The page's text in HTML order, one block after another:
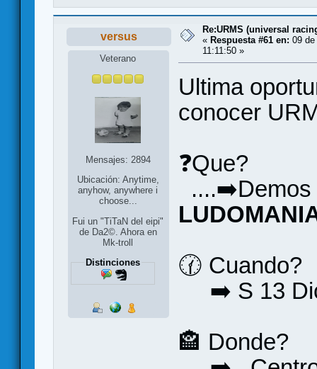
versus
Veterano
Mensajes: 2894
Ubicación: Anytime,
anyhow, anywhere i
choose...
Fui un "TiTaN del eipi"
de Da2©. Ahora en
Mk-troll
Distinciones
Re:URMS (universal
« Respuesta #61 en: 09
11:11:50 »
Ultima
conocer
❓Que?
....➡️Demos
🕜 Cuando?
➡️ S 13
🏤 Donde?